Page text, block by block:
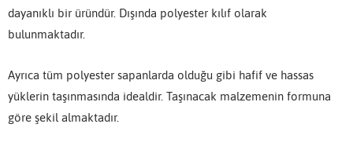
dayanıklı bir üründür. Dışında polyester kılıf olarak
bulunmaktadır.
Ayrıca tüm polyester sapanlarda olduğu gibi hafif ve hassas
yüklerin taşınmasında idealdir. Taşınacak malzemenin formuna
göre şekil almaktadır.